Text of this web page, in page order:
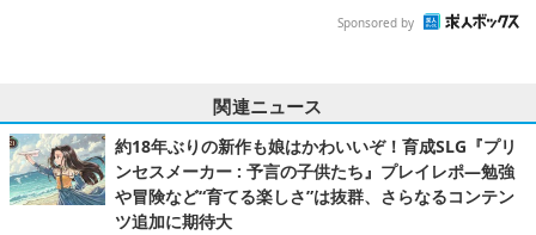
Sponsored by
関連ニュース
約18年ぶりの新作も娘はかわいいぞ！育成SLG『プリ
ンセスメーカー : 予言の子供たち』プレイレポ―勉強
や冒険など“育てる楽しさ”は抜群、さらなるコンテン
ツ追加に期待大